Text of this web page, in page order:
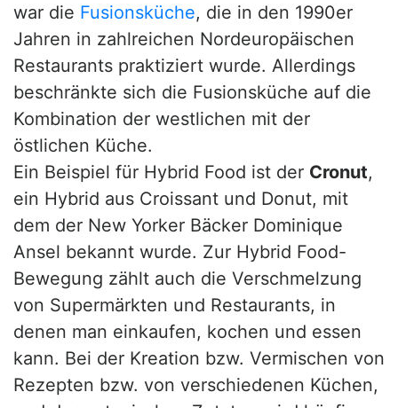
war die Fusionsküche, die in den 1990er
Jahren in zahlreichen Nordeuropäischen
Restaurants praktiziert wurde. Allerdings
beschränkte sich die Fusionsküche auf die
Kombination der westlichen mit der
östlichen Küche.
Ein Beispiel für Hybrid Food ist der Cronut,
ein Hybrid aus Croissant und Donut, mit
dem der New Yorker Bäcker Dominique
Ansel bekannt wurde. Zur Hybrid Food-
Bewegung zählt auch die Verschmelzung
von Supermärkten und Restaurants, in
denen man einkaufen, kochen und essen
kann. Bei der Kreation bzw. Vermischen von
Rezepten bzw. von verschiedenen Küchen,